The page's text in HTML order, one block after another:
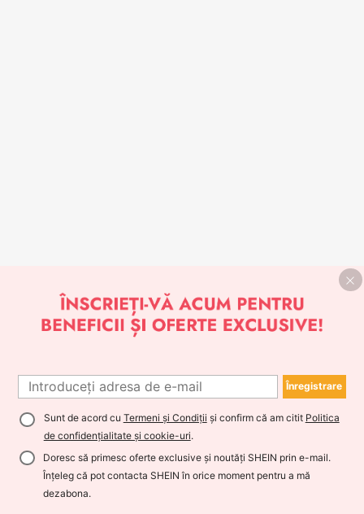
Înregistrare
Sunt de acord cu Termeni și Condiții și confirm că am citit Politica
de confidențialitate și cookie-uri.
Doresc să primesc oferte exclusive și noutăți SHEIN prin e-mail.
Înțeleg că pot contacta SHEIN în orice moment pentru a mă
dezabona.